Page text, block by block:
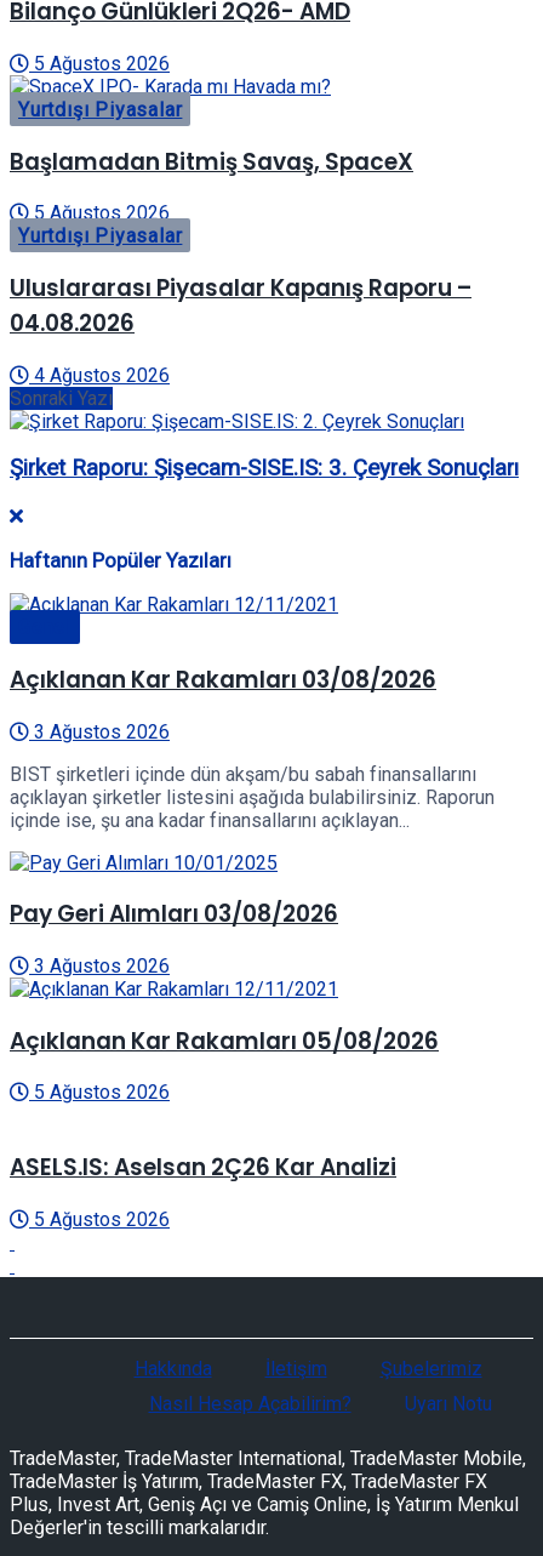
Bilanço Günlükleri 2Q26- AMD
5 Ağustos 2026
Yurtdışı Piyasalar
Başlamadan Bitmiş Savaş, SpaceX
5 Ağustos 2026
Yurtdışı Piyasalar
Uluslararası Piyasalar Kapanış Raporu –
04.08.2026
4 Ağustos 2026
Sonraki Yazı
Şirket Raporu: Şişecam-SISE.IS: 3. Çeyrek Sonuçları
Haftanın Popüler Yazıları
Açıklanan Kar Rakamları 03/08/2026
3 Ağustos 2026
BIST şirketleri içinde dün akşam/bu sabah finansallarını
açıklayan şirketler listesini aşağıda bulabilirsiniz. Raporun
içinde ise, şu ana kadar finansallarını açıklayan...
Pay Geri Alımları 03/08/2026
3 Ağustos 2026
Açıklanan Kar Rakamları 05/08/2026
5 Ağustos 2026
ASELS.IS: Aselsan 2Ç26 Kar Analizi
5 Ağustos 2026
Hakkında İletişim
Şubelerimiz
Nasıl Hesap Açabilirim?
Uyarı Notu
TradeMaster, TradeMaster International, TradeMaster Mobile,
TradeMaster İş Yatırım, TradeMaster FX, TradeMaster FX
Plus, Invest Art, Geniş Açı ve Camiş Online, İş Yatırım Menkul
Değerler'in tescilli markalarıdır.